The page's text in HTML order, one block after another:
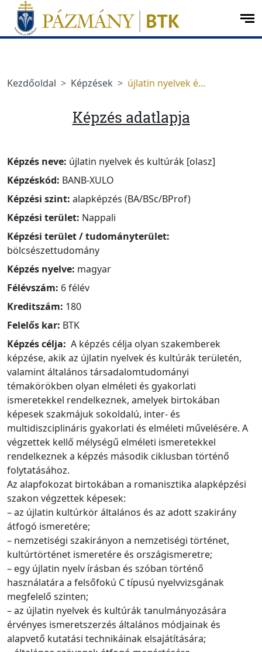
Ugrás a menüre
Ugrás a tartalomra
Kezdőoldal Képzések újlatin nyelvek é...
Képzés adatlapja
Képzés neve: újlatin nyelvek és kultúrák [olasz]
Képzéskód: BANB-XULO
Képzési szint: alapképzés (BA/BSc/BProf)
Képzési terület: Nappali
Képzési terület / tudományterület:
bölcsészettudomány
Képzés nyelve: magyar
Félévszám: 6 félév
Kreditszám: 180
Felelős kar: BTK
Képzés célja: A képzés célja olyan szakemberek
képzése, akik az újlatin nyelvek és kultúrák területén,
valamint általános társadalomtudományi
témakörökben olyan elméleti és gyakorlati
ismeretekkel rendelkeznek, amelyek birtokában
képesek szakmájuk sokoldalú, inter- és
multidiszciplináris gyakorlati és elméleti művelésére. A
végzettek kellő mélységű elméleti ismeretekkel
rendelkeznek a képzés második ciklusban történő
folytatásához.
Az alapfokozat birtokában a romanisztika alapképzési
szakon végzettek képesek:
– az újlatin kultúrkör általános és az adott szakirány
átfogó ismeretére;
– nemzetiségi szakirányon a nemzetiségi történet,
kultúrtörténet ismeretére és országismeretre;
– egy újlatin nyelv írásban és szóban történő
használatára a felsőfokú C típusú nyelvvizsgának
megfelelő szinten;
– az újlatin nyelvek és kultúrák tanulmányozására
érvényes ismeretszerzés általános módjainak és
alapvető kutatási technikáinak elsajátítására;